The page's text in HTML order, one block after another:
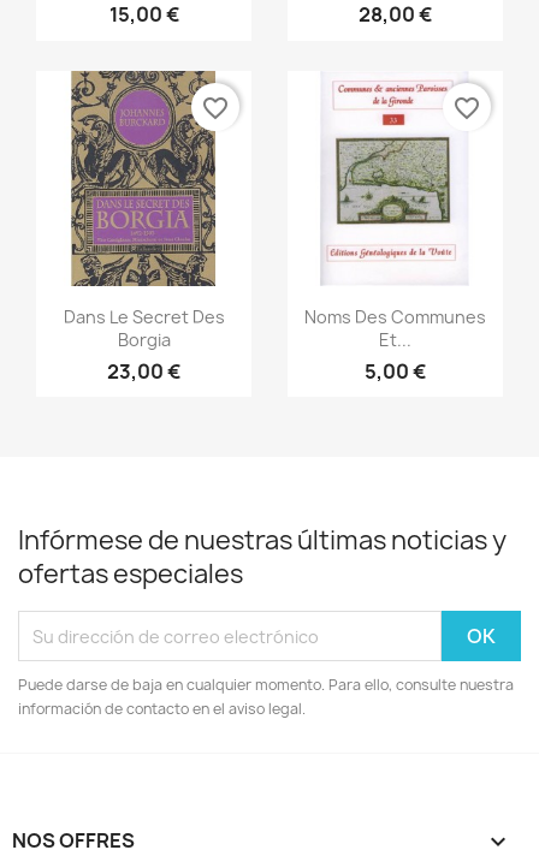
15,00 € 28,00 €
Vista rápida
Dans Le Secret Des
Borgia
23,00 €
favorite_border
 Vista rápida
Noms Des Communes
Et...
5,00 €
favorite_border
Infórmese de nuestras últimas noticias y
ofertas especiales
Puede darse de baja en cualquier momento. Para ello, consulte nuestra
información de contacto en el aviso legal.
NOS OFFRES 